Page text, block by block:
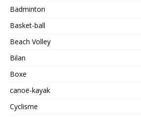
Badminton
Basket-ball
Beach Volley
Bilan
Boxe
canoë-kayak
Cyclisme